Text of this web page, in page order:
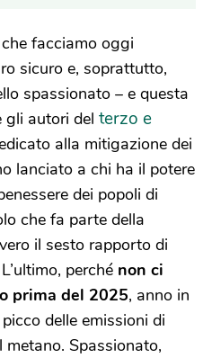
facciamo oggi
sicuro e, soprattutto,
spassionato – e questa
gli autori del terzo e
alla mitigazione dei
lanciato a chi ha il potere
dei popoli di
che fa parte della
il sesto rapporto di
perché non ci
prima del 2025, anno in
delle emissioni di
metano. Spassionato,